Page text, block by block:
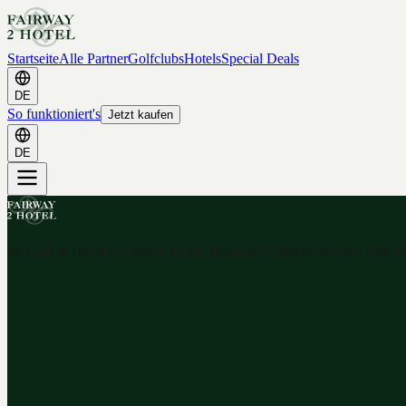
StartseiteAlle PartnerGolfclubsHotelsSpecial Deals
DE
So funktioniert's Jetzt kaufen
DE